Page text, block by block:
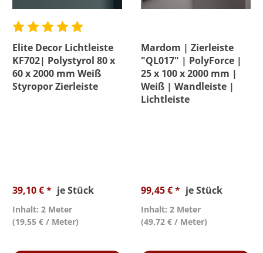
Elite Decor Lichtleiste
KF702| Polystyrol 80 x
60 x 2000 mm Weiß
Styropor Zierleiste
39,10 € * je Stück
Inhalt: 2 Meter
(19,55 € / Meter)
Mardom | Zierleiste
"QL017" | PolyForce |
25 x 100 x 2000 mm |
Weiß | Wandleiste |
Lichtleiste
99,45 € * je Stück
Inhalt: 2 Meter
(49,72 € / Meter)